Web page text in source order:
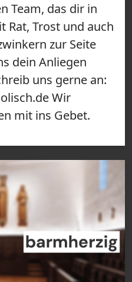
Team, das dir in
Rat, Trost und auch
zur Seite
dein Anliegen
uns gerne an:
Wir
mit ins Gebet.